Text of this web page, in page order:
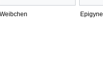
Weibchen Epigyne